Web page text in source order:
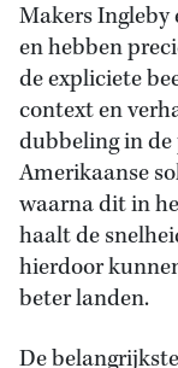
Makers Ingleby
en hebben
de expliciete
context en
dubbeling in
Amerikaanse
waarna dit in
haalt de
hierdoor
beter landen.
De